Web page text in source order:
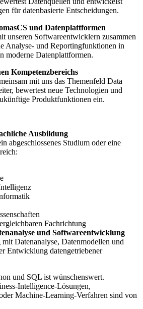
für datenbasierte Entscheidungen.
und Datenplattformen
unseren Softwareentwicklern zusammen
Analyse- und Reportingfunktionen in
moderne Datenplattformen.
Kompetenzbereichs
mit uns das Themenfeld Data
bewertest neue Technologien und
Produktfunktionen ein.
Ausbildung
abgeschlossenes Studium oder eine
Fachrichtung
und Softwareentwicklung
Datenanalyse, Datenmodellen und
Entwicklung datengetriebener
und SQL ist wünschenswert.
Intelligence-Lösungen,
Machine-Learning-Verfahren sind von